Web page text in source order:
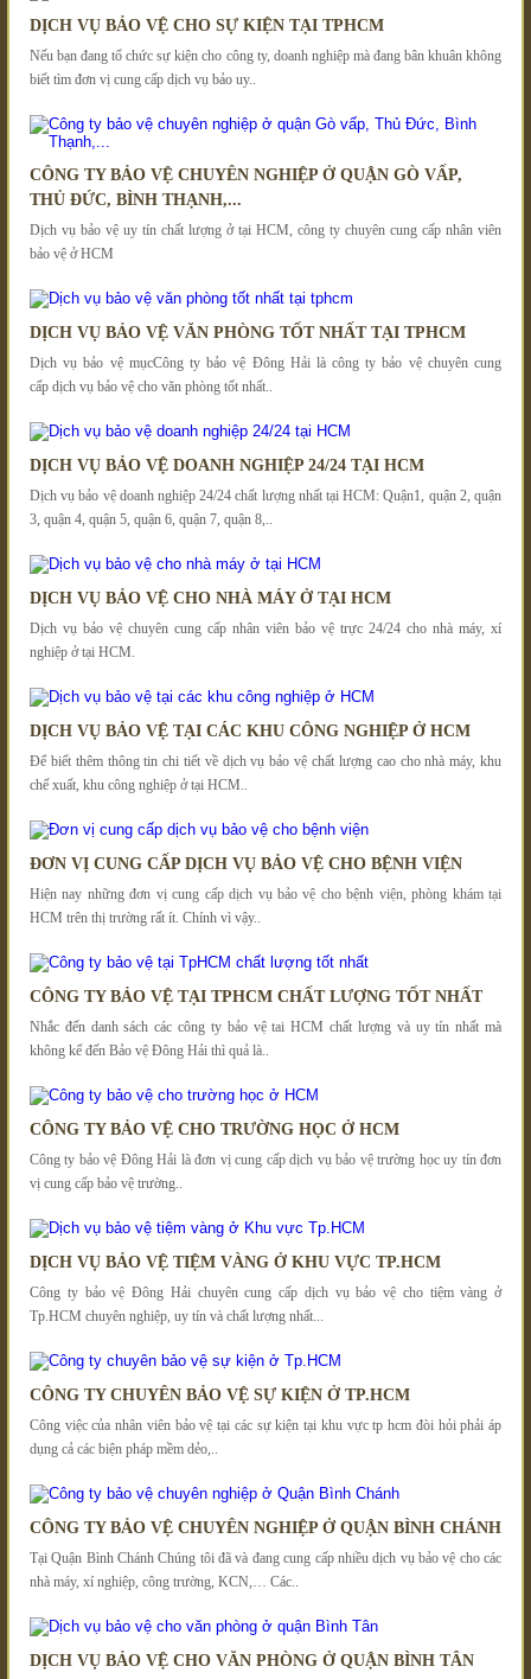
DỊCH VỤ BẢO VỆ CHO SỰ KIỆN TẠI TPHCM
Nếu bạn đang tổ chức sự kiện cho công ty, doanh nghiệp mà đang bân khuân không
biết tìm đơn vị cung cấp dịch vụ bảo uy..
CÔNG TY BẢO VỆ CHUYÊN NGHIỆP Ở QUẬN GÒ VẤP,
THỦ ĐỨC, BÌNH THẠNH,...
Dịch vụ bảo vệ uy tín chất lượng ở tại HCM, công ty chuyên cung cấp nhân viên
bảo vệ ở HCM
DỊCH VỤ BẢO VỆ VĂN PHÒNG TỐT NHẤT TẠI TPHCM
Dịch vụ bảo vệ mụcCông ty bảo vệ Đông Hải là công ty bảo vệ chuyên cung
cấp dịch vụ bảo vệ cho văn phòng tốt nhất..
DỊCH VỤ BẢO VỆ DOANH NGHIỆP 24/24 TẠI HCM
Dịch vụ bảo vệ doanh nghiệp 24/24 chất lượng nhất tại HCM: Quận1, quận 2, quận
3, quận 4, quận 5, quận 6, quận 7, quận 8,..
DỊCH VỤ BẢO VỆ CHO NHÀ MÁY Ở TẠI HCM
Dịch vụ bảo vệ chuyên cung cấp nhân viên bảo vệ trực 24/24 cho nhà máy, xí
nghiệp ở tại HCM.
DỊCH VỤ BẢO VỆ TẠI CÁC KHU CÔNG NGHIỆP Ở HCM
Để biết thêm thông tin chi tiết về dịch vụ bảo vệ chất lượng cao cho nhà máy, khu
chế xuất, khu công nghiệp ở tại HCM..
ĐƠN VỊ CUNG CẤP DỊCH VỤ BẢO VỆ CHO BỆNH VIỆN
Hiện nay những đơn vị cung cấp dịch vụ bảo vệ cho bệnh viện, phòng khám tại
HCM trên thị trường rất ít. Chính vì vậy..
CÔNG TY BẢO VỆ TẠI TPHCM CHẤT LƯỢNG TỐT NHẤT
Nhắc đến danh sách các công ty bảo vệ tai HCM chất lượng và uy tín nhất mà
không kể đến Bảo vệ Đông Hải thì quả là..
CÔNG TY BẢO VỆ CHO TRƯỜNG HỌC Ở HCM
Công ty bảo vệ Đông Hải là đơn vị cung cấp dịch vụ bảo vệ trường học uy tín đơn
vị cung cấp bảo vệ trường..
DỊCH VỤ BẢO VỆ TIỆM VÀNG Ở KHU VỰC TP.HCM
Công ty bảo vệ Đông Hải chuyên cung cấp dịch vụ bảo vệ cho tiệm vàng ở
Tp.HCM chuyên nghiệp, uy tín và chất lượng nhất...
CÔNG TY CHUYÊN BẢO VỆ SỰ KIỆN Ở TP.HCM
Công việc của nhân viên bảo vệ tại các sự kiện tại khu vực tp hcm đòi hỏi phải áp
dụng cả các biện pháp mềm dẻo,..
CÔNG TY BẢO VỆ CHUYÊN NGHIỆP Ở QUẬN BÌNH CHÁNH
Tại Quận Bình Chánh Chúng tôi đã và đang cung cấp nhiều dịch vụ bảo vệ cho các
nhà máy, xí nghiệp, công trường, KCN,… Các..
DỊCH VỤ BẢO VỆ CHO VĂN PHÒNG Ở QUẬN BÌNH TÂN